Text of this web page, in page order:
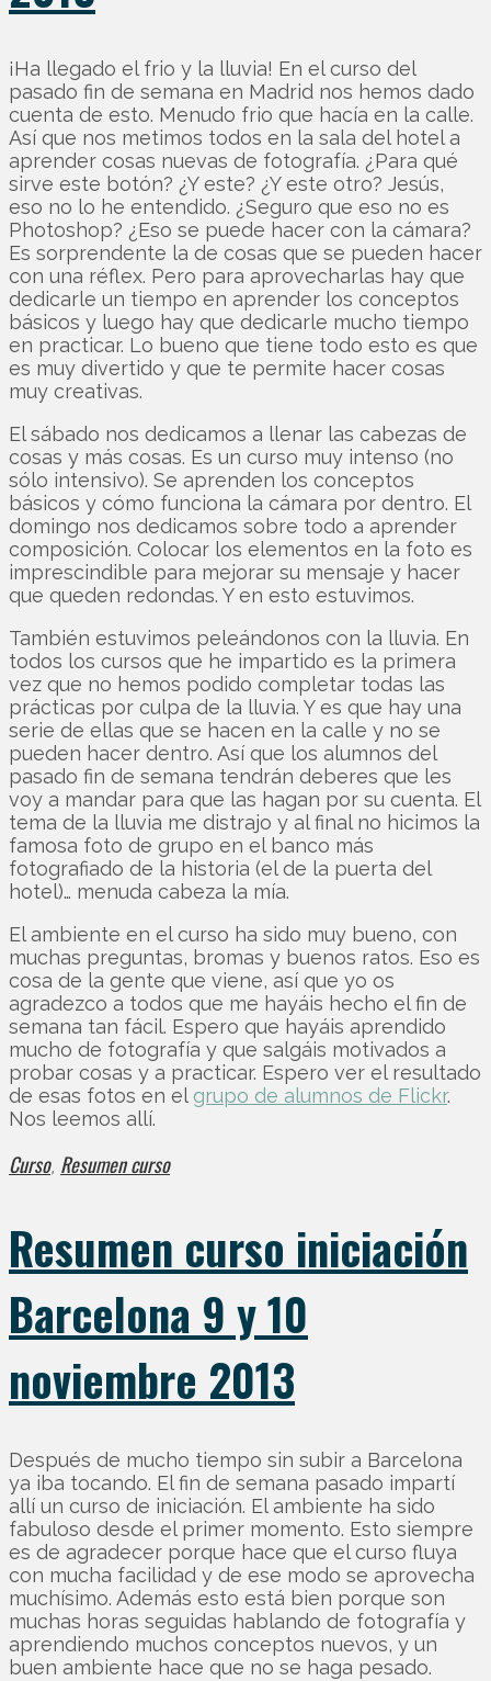
¡Ha llegado el frio y la lluvia! En el curso del
pasado fin de semana en Madrid nos hemos dado
cuenta de esto. Menudo frio que hacía en la calle.
Así que nos metimos todos en la sala del hotel a
aprender cosas nuevas de fotografía. ¿Para qué
sirve este botón? ¿Y este? ¿Y este otro? Jesús,
eso no lo he entendido. ¿Seguro que eso no es
Photoshop? ¿Eso se puede hacer con la cámara?
Es sorprendente la de cosas que se pueden hacer
con una réflex. Pero para aprovecharlas hay que
dedicarle un tiempo en aprender los conceptos
básicos y luego hay que dedicarle mucho tiempo
en practicar. Lo bueno que tiene todo esto es que
es muy divertido y que te permite hacer cosas
muy creativas.
El sábado nos dedicamos a llenar las cabezas de
cosas y más cosas. Es un curso muy intenso (no
sólo intensivo). Se aprenden los conceptos
básicos y cómo funciona la cámara por dentro. El
domingo nos dedicamos sobre todo a aprender
composición. Colocar los elementos en la foto es
imprescindible para mejorar su mensaje y hacer
que queden redondas. Y en esto estuvimos.
También estuvimos peleándonos con la lluvia. En
todos los cursos que he impartido es la primera
vez que no hemos podido completar todas las
prácticas por culpa de la lluvia. Y es que hay una
serie de ellas que se hacen en la calle y no se
pueden hacer dentro. Así que los alumnos del
pasado fin de semana tendrán deberes que les
voy a mandar para que las hagan por su cuenta. El
tema de la lluvia me distrajo y al final no hicimos la
famosa foto de grupo en el banco más
fotografiado de la historia (el de la puerta del
hotel)… menuda cabeza la mía.
El ambiente en el curso ha sido muy bueno, con
muchas preguntas, bromas y buenos ratos. Eso es
cosa de la gente que viene, así que yo os
agradezco a todos que me hayáis hecho el fin de
semana tan fácil. Espero que hayáis aprendido
mucho de fotografía y que salgáis motivados a
probar cosas y a practicar. Espero ver el resultado
de esas fotos en el grupo de alumnos de Flickr.
Nos leemos allí.
Curso, Resumen curso
Resumen curso iniciación
Barcelona 9 y 10
noviembre 2013
Después de mucho tiempo sin subir a Barcelona
ya iba tocando. El fin de semana pasado impartí
allí un curso de iniciación. El ambiente ha sido
fabuloso desde el primer momento. Esto siempre
es de agradecer porque hace que el curso fluya
con mucha facilidad y de ese modo se aprovecha
muchísimo. Además esto está bien porque son
muchas horas seguidas hablando de fotografía y
aprendiendo muchos conceptos nuevos, y un
buen ambiente hace que no se haga pesado.